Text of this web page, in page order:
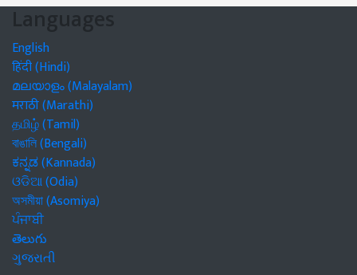
Languages
English
हिंदी (Hindi)
മലയാളം (Malayalam)
मराठी (Marathi)
தமிழ் (Tamil)
বাঙালি (Bengali)
ಕನ್ನಡ (Kannada)
ଓଡିଆ (Odia)
অসমীয়া (Asomiya)
ਪੰਜਾਬੀ
తెలుగు
ગુજરાતી